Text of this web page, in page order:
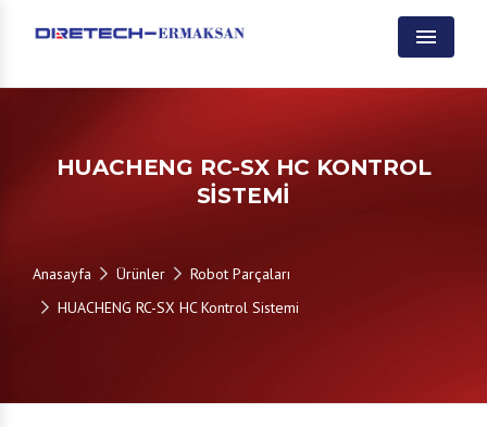
Menu
HUACHENG RC-SX HC KONTROL
SISTEMI
Anasayfa Ürünler
Robot Parçaları
HUACHENG RC-SX HC Kontrol Sistemi